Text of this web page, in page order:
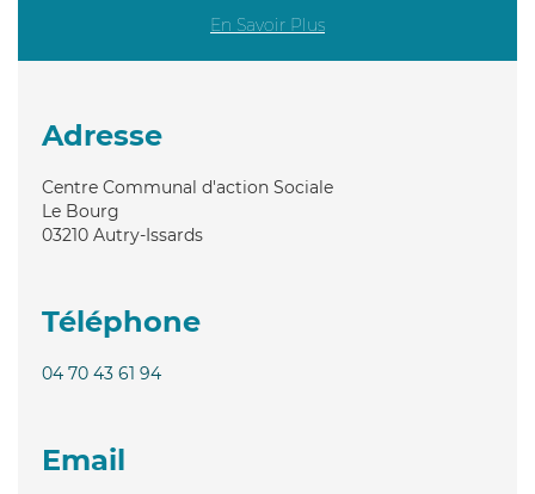
En Savoir Plus
Adresse
Centre Communal d'action Sociale
Le Bourg
03210 Autry-Issards
Téléphone
04 70 43 61 94
Email